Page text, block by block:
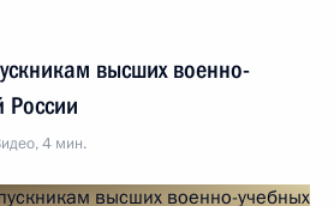
высших военно-
России
4 мин.